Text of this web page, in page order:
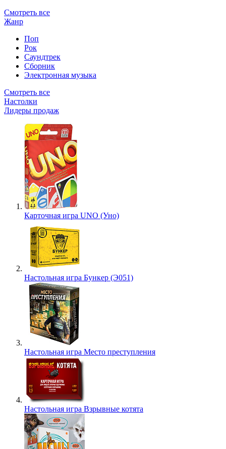
Смотреть все
Жанр
Поп
Рок
Саундтрек
Сборник
Электронная музыка
Смотреть все
Настолки
Лидеры продаж
Карточная игра UNO (Уно)
Настольная игра Бункер (Э051)
Настольная игра Место преступления
Настольная игра Взрывные котята